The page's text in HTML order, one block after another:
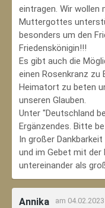
eintragen. Wir wollen
Muttergottes
besonders um den
Friedenskönigin!!!
Es gibt auch die
einen Rosenkranz
Heimatort zu beten
unseren Glauben.
Unter "Deutschland
Ergänzendes. Bitte
In großer
und im Gebet mit
untereinander als
Annika am 04.02.2023